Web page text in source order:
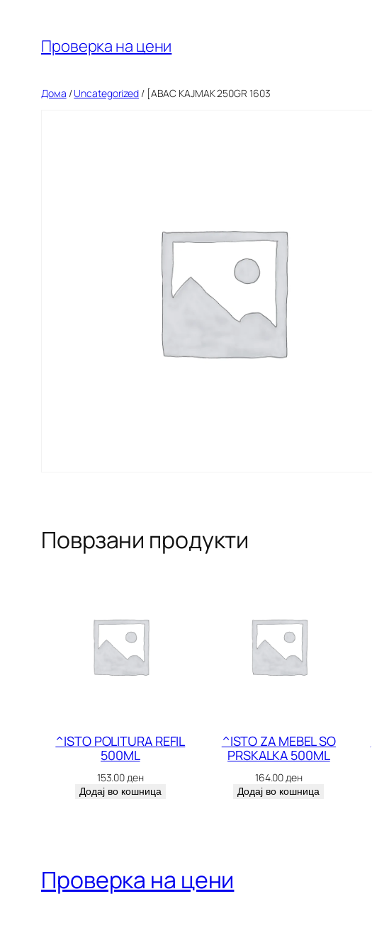
содржината
Проверка на цени
Дома /Uncategorized / [ABAC KAJMAK 250GR 1603
Поврзани продукти
^ISTO POLITURA REFIL
500ML
153.00 ден
Додај во кошница
^ISTO ZA MEBEL SO
PRSKALKA 500ML
164.00 ден
Додај во кошница
Проверка на цени